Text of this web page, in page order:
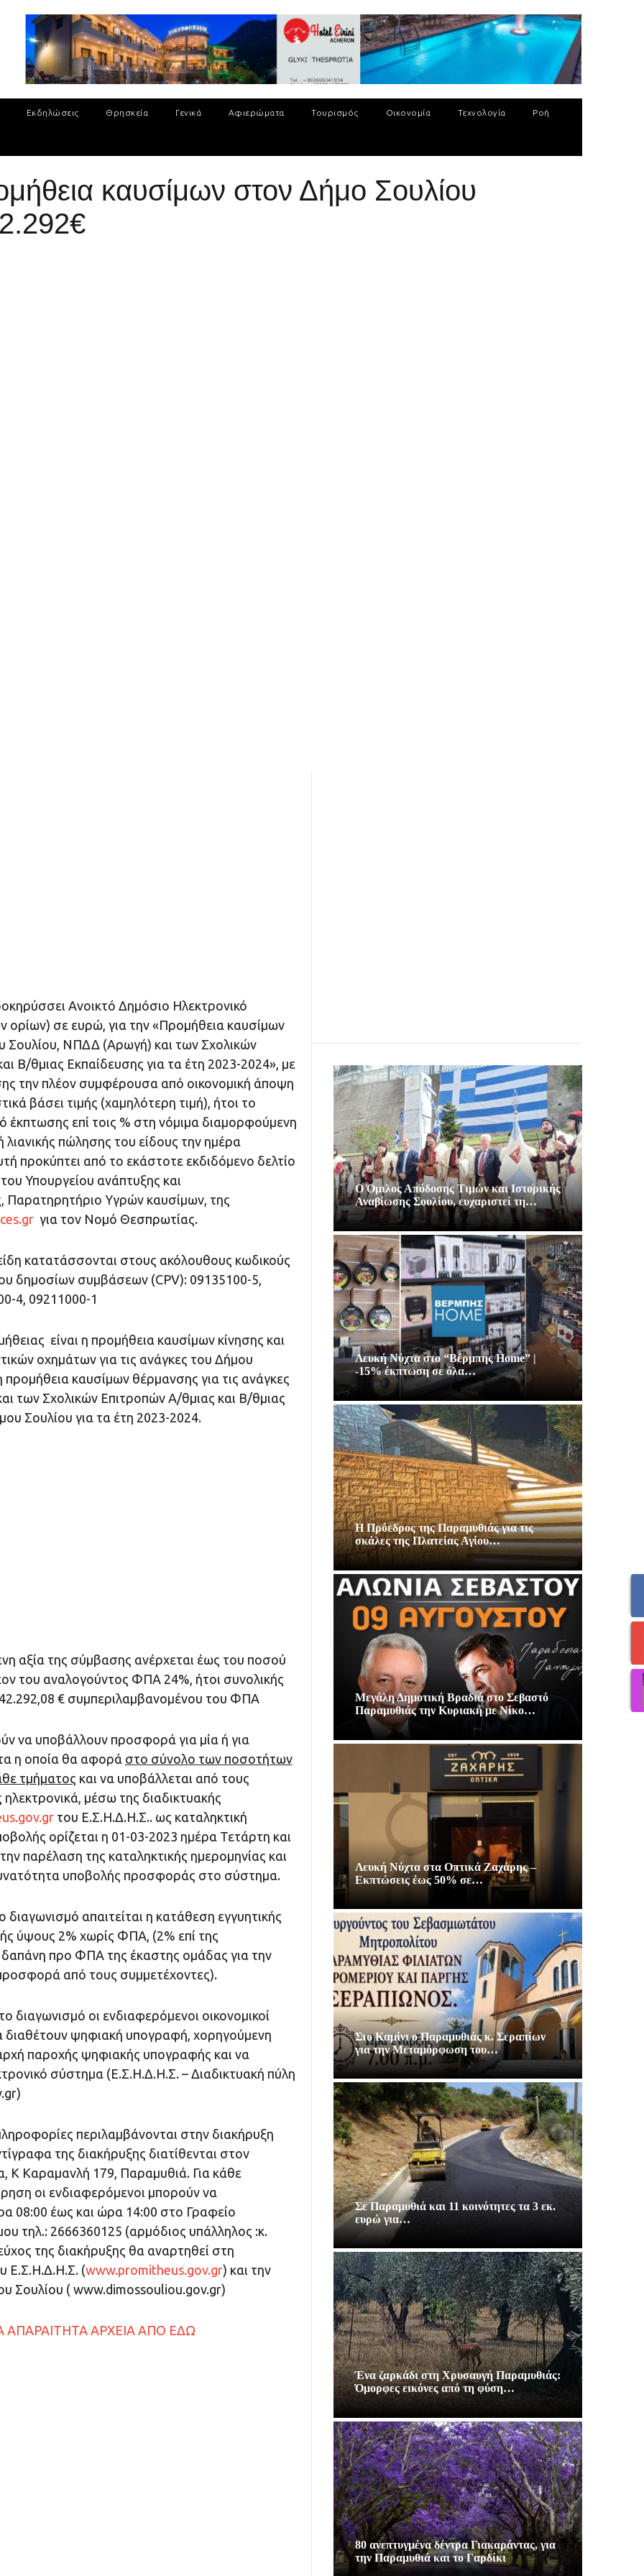
Εκδηλώσεις Θρησκεία Γενικά Αφιερώματα Τουρισμός Οικονομία Τεχνολογία Ροή
καυσίμων στον Δήμο Σουλίου
Ανοικτό Δημόσιο Ηλεκτρονικό
ορίων) σε ευρώ, για την «Προμήθεια καυσίμων
Σουλίου, ΝΠΔΔ (Αρωγή) και των Σχολικών
Β/θμιας Εκπαίδευσης για τα έτη 2023-2024», με
την πλέον συμφέρουσα από οικονομική άποψη
βάσει τιμής (χαμηλότερη τιμή), ήτοι το
έκπτωσης επί τοις % στη νόμιμα διαμορφούμενη
πώλησης του είδους την ημέρα
προκύπτει από το εκάστοτε εκδιδόμενο δελτίο
Υπουργείου ανάπτυξης και
Παρατηρητήριο Υγρών καυσίμων, της
για τον Νομό Θεσπρωτίας.
κατατάσσονται στους ακόλουθους κωδικούς
δημοσίων συμβάσεων (CPV): 09135100-5,
4, 09211000-1
είναι η προμήθεια καυσίμων κίνησης και
οχημάτων για τις ανάγκες του Δήμου
προμήθεια καυσίμων θέρμανσης για τις ανάγκες
των Σχολικών Επιτροπών Α/θμιας και Β/θμιας
Σουλίου για τα έτη 2023-2024.
αξία της σύμβασης ανέρχεται έως του ποσού
του αναλογούντος ΦΠΑ 24%, ήτοι συνολικής
€ συμπεριλαμβανομένου του ΦΠΑ
να υποβάλλουν προσφορά για μία ή για
η οποία θα αφορά στο σύνολο των ποσοτήτων
τμήματος και να υποβάλλεται από τους
ηλεκτρονικά, μέσω της διαδικτυακής
του Ε.Σ.Η.Δ.Η.Σ.. ως καταληκτική
ορίζεται η 01-03-2023 ημέρα Τετάρτη και
παρέλαση της καταληκτικής ημερομηνίας και
υποβολής προσφοράς στο σύστημα.
διαγωνισμό απαιτείται η κατάθεση εγγυητικής
ύψους 2% χωρίς ΦΠΑ, (2% επί της
προ ΦΠΑ της έκαστης ομάδας για την
από τους συμμετέχοντες).
διαγωνισμό οι ενδιαφερόμενοι οικονομικοί
διαθέτουν ψηφιακή υπογραφή, χορηγούμενη
παροχής ψηφιακής υπογραφής και να
σύστημα (Ε.Σ.Η.Δ.Η.Σ. – Διαδικτυακή πύλη
περιλαμβάνονται στην διακήρυξη
της διακήρυξης διατίθενται στον
Κ Καραμανλή 179, Παραμυθιά. Για κάθε
οι ενδιαφερόμενοι μπορούν να
08:00 έως και ώρα 14:00 στο Γραφείο
τηλ.: 2666360125 (αρμόδιος υπάλληλος :κ.
της διακήρυξης θα αναρτηθεί στη
Ε.Σ.Η.Δ.Η.Σ. (www.promitheus.gov.gr) και την
Σουλίου ( www.dimossouliou.gov.gr)
ΑΠΑΡΑΙΤΗΤΑ ΑΡΧΕΙΑ ΑΠΟ ΕΔΩ
Ο Όμιλος Απόδοσης Τιμών και Ιστορικής
Αναβίωσης Σουλίου, ευχαριστεί τη…
Λευκή Νύχτα στο “Βέρμπης Home” |
-15% έκπτωση σε όλα…
Η Πρόεδρος της Παραμυθιάς για τις
σκάλες της Πλατείας Αγίου…
Μεγάλη Δημοτική Βραδιά στο Σεβαστό
Παραμυθιάς την Κυριακή με Νίκο…
Λευκή Νύχτα στα Οπτικά Ζαχάρης –
Εκπτώσεις έως 50% σε…
Στο Καμίνι ο Παραμυθιάς κ. Σεραπίων
για την Μεταμόρφωση του…
Σε Παραμυθιά και 11 κοινότητες τα 3 εκ.
ευρώ για…
Ένα ζαρκάδι στη Χρυσαυγή Παραμυθιάς:
Όμορφες εικόνες από τη φύση…
80 ανεπτυγμένα δέντρα Γιακαράντας, για
την Παραμυθιά και το Γαρδίκι